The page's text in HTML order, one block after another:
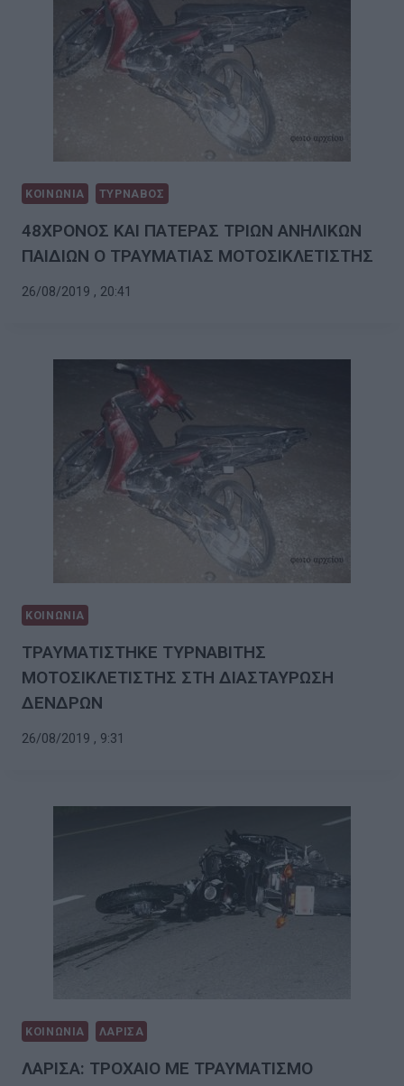
ΚΟΙΝΩΝΙΑ ΤΥΡΝΑΒΟΣ
48ΧΡΟΝΟΣ ΚΑΙ ΠΑΤΕΡΑΣ ΤΡΙΩΝ ΑΝΗΛΙΚΩΝ
ΠΑΙΔΙΩΝ Ο ΤΡΑΥΜΑΤΙΑΣ ΜΟΤΟΣΙΚΛΕΤΙΣΤΗΣ
26/08/2019 , 20:41
ΚΟΙΝΩΝΙΑ
ΤΡΑΥΜΑΤΙΣΤΗΚΕ ΤΥΡΝΑΒΙΤΗΣ
ΜΟΤΟΣΙΚΛΕΤΙΣΤΗΣ ΣΤΗ ΔΙΑΣΤΑΥΡΩΣΗ
ΔΕΝΔΡΩΝ
26/08/2019 , 9:31
ΚΟΙΝΩΝΙΑ ΛΑΡΙΣΑ
ΛΑΡΙΣΑ: ΤΡΟΧΑΙΟ ΜΕ ΤΡΑΥΜΑΤΙΣΜΟ